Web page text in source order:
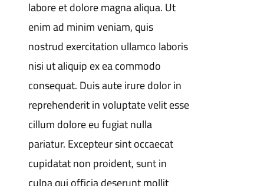
labore et dolore magna aliqua. Ut
enim ad minim veniam, quis
nostrud exercitation ullamco laboris
nisi ut aliquip ex ea commodo
consequat. Duis aute irure dolor in
reprehenderit in voluptate velit esse
cillum dolore eu fugiat nulla
pariatur. Excepteur sint occaecat
cupidatat non proident, sunt in